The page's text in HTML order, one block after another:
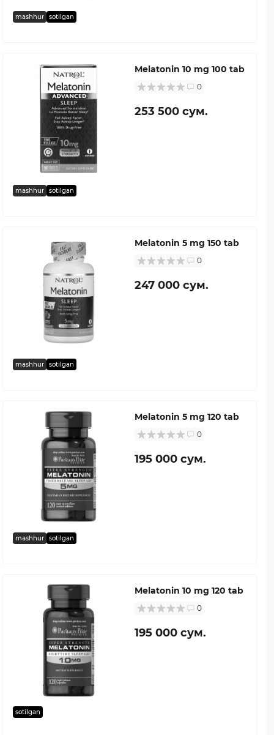
mashhur sotilgan
mashhur sotilgan
Melatonin 10 mg 100 tab
0
253 500 сум.
mashhur sotilgan
Melatonin 5 mg 150 tab
0
247 000 сум.
mashhur sotilgan
Melatonin 5 mg 120 tab
0
195 000 сум.
sotilgan
Melatonin 10 mg 120 tab
0
195 000 сум.